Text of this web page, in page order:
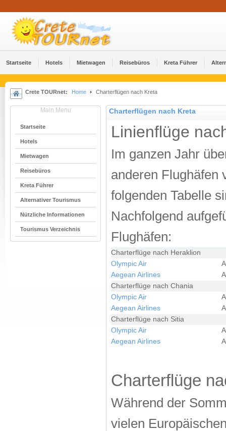
Startseite Hotels Mietwagen Reisebüros Kreta Führer
Crete TOURnet: Home Charterflügen nach Kreta
Main Menu
Startseite
Hotels
Mietwagen
Reisebüros
Kreta Führer
Alternativer Tourismus
Nützliche Informationen
Tourismus Verzeichnis
Charterflügen nach Kreta
Linienflüge
Im ganzen Jahr
anderen Flughäfen
folgenden Tabelle
Nachfolgend
Flughäfen:
Charterflüge nach Heraklion
Olympic Air
Aegean Airlines
Charterflüge nach Chania
Olympic Air
Aegean Airlines
Charterflüge nach Sitia
Olympic Air
Aegean Airlines
Charterflüge
Während der
vielen